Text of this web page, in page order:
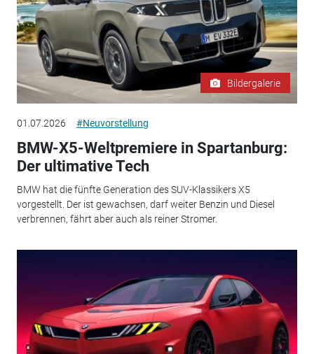
Bildergalerie
01.07.2026 #Neuvorstellung
BMW-X5-Weltpremiere in Spartanburg:
Der ultimative Tech
BMW hat die fünfte Generation des SUV-Klassikers X5
vorgestellt. Der ist gewachsen, darf weiter Benzin und Diesel
verbrennen, fährt aber auch als reiner Stromer.